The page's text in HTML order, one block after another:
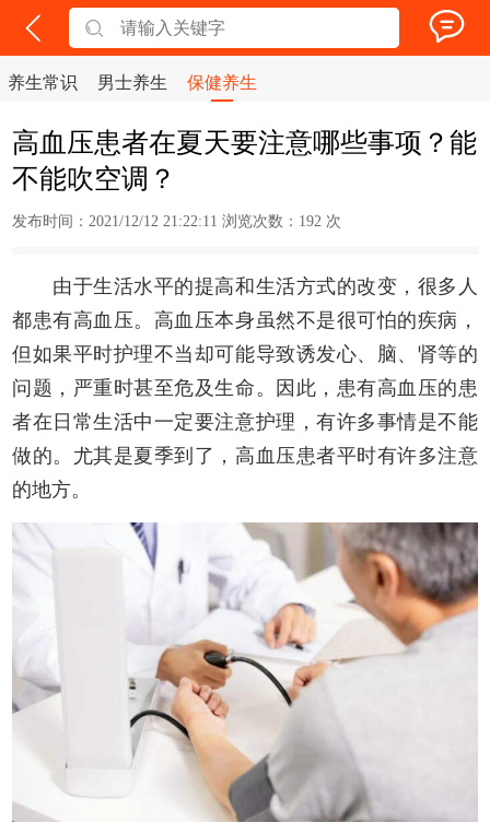
养生常识 男士养生 保健养生
高血压患者在夏天要注意哪些事项？能
不能吹空调？
发布时间：2021/12/12 21:22:11 浏览次数： 192 次
由于生活水平的提高和生活方式的改变，很多人
都患有高血压。高血压本身虽然不是很可怕的疾病，
但如果平时护理不当却可能导致诱发心、脑、肾等的
问题，严重时甚至危及生命。因此，患有高血压的患
者在日常生活中一定要注意护理，有许多事情是不能
做的。尤其是夏季到了，高血压患者平时有许多注意
的地方。